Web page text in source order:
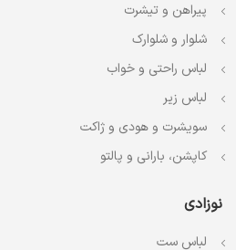
پیراهن و تیشرت
شلوار و شلوارک
لباس راحتی و خواب
لباس زیر
سویشرت و هودی و ژاکت
کاپشن، بارانی و پالتو
نوزادی
لباس ست